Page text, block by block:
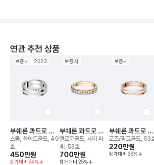
연관 추천 상품
보증서 2023
부쉐론 콰트로 더
블 화이트 에디션
링
스몰, 화이트골드, 49
호
450만원
정가대비 44%
보증서
부쉐론 콰트로 레
디언트 에디션 웨
딩 밴드 링
옐로우골드, 세미 파
베, 53호
700만원
정가대비 25%
보증서
부쉐론 콰트로 화
이트 에디션 웨딩
밴드 링
로즈/핑크골드, 53
220만원
정가대비 39%